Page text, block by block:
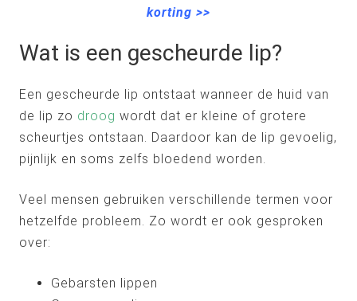
korting >>
Wat is een gescheurde lip?
Een gescheurde lip ontstaat wanneer de huid van
de lip zo droog wordt dat er kleine of grotere
scheurtjes ontstaan. Daardoor kan de lip gevoelig,
pijnlijk en soms zelfs bloedend worden.
Veel mensen gebruiken verschillende termen voor
hetzelfde probleem. Zo wordt er ook gesproken
over:
Gebarsten lippen